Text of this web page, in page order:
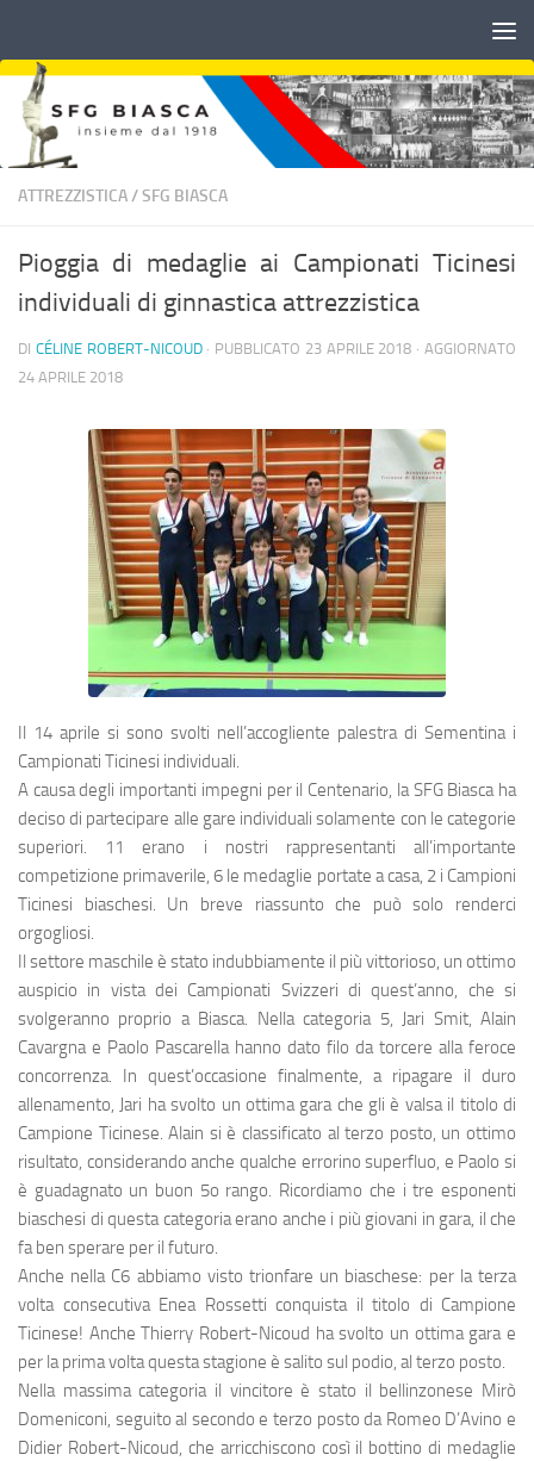
ATTREZZISTICA/SFG BIASCA
Pioggia di medaglie ai Campionati Ticinesi
individuali di ginnastica attrezzistica
DI CÉLINE ROBERT-NICOUD · PUBBLICATO 23 APRILE 2018 · AGGIORNATO
24 APRILE 2018
Il 14 aprile si sono svolti nell’accogliente palestra di Sementina i
Campionati Ticinesi individuali.
A causa degli importanti impegni per il Centenario, la SFG Biasca ha
deciso di partecipare alle gare individuali solamente con le categorie
superiori. 11 erano i nostri rappresentanti all’importante
competizione primaverile, 6 le medaglie portate a casa, 2 i Campioni
Ticinesi biaschesi. Un breve riassunto che può solo renderci
orgogliosi.
Il settore maschile è stato indubbiamente il più vittorioso, un ottimo
auspicio in vista dei Campionati Svizzeri di quest’anno, che si
svolgeranno proprio a Biasca. Nella categoria 5, Jari Smit, Alain
Cavargna e Paolo Pascarella hanno dato filo da torcere alla feroce
concorrenza. In quest’occasione finalmente, a ripagare il duro
allenamento, Jari ha svolto un ottima gara che gli è valsa il titolo di
Campione Ticinese. Alain si è classificato al terzo posto, un ottimo
risultato, considerando anche qualche errorino superfluo, e Paolo si
è guadagnato un buon 5o rango. Ricordiamo che i tre esponenti
biaschesi di questa categoria erano anche i più giovani in gara, il che
fa ben sperare per il futuro.
Anche nella C6 abbiamo visto trionfare un biaschese: per la terza
volta consecutiva Enea Rossetti conquista il titolo di Campione
Ticinese! Anche Thierry Robert-Nicoud ha svolto un ottima gara e
per la prima volta questa stagione è salito sul podio, al terzo posto.
Nella massima categoria il vincitore è stato il bellinzonese Mirò
Domeniconi, seguito al secondo e terzo posto da Romeo D’Avino e
Didier Robert-Nicoud, che arricchiscono così il bottino di medaglie